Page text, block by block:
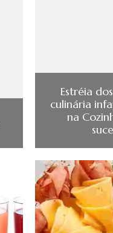
Estréia
culinária
na